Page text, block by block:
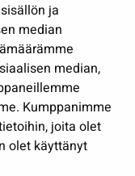
ja
median
median,
Kumppanimme
joita olet
olet käyttänyt